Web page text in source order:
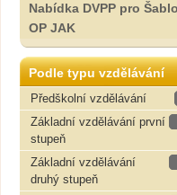
Nabídka DVPP pro
OP JAK
Podle typu vzdělávání
Předškolní vzdělávání
Základní vzdělávání první
stupeň
Základní vzdělávání
druhý stupeň